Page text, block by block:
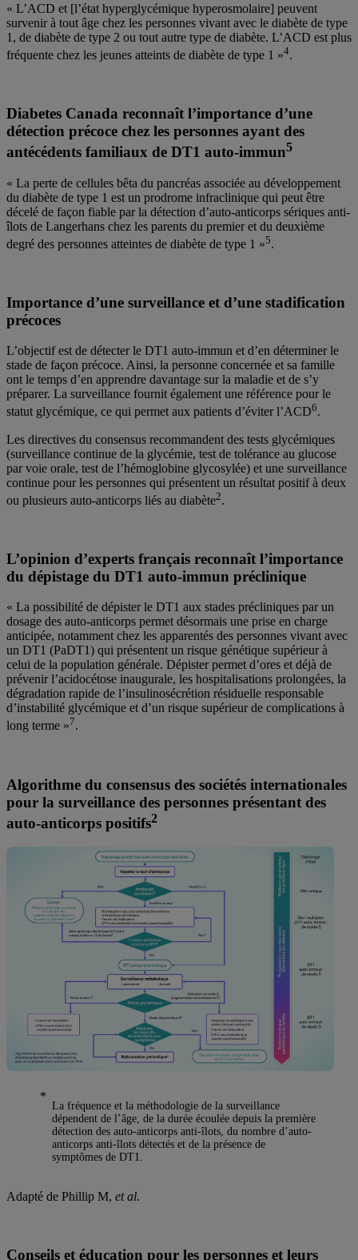
« L’ACD et [l’état hyperglycémique hyperosmolaire] peuvent
survenir à tout âge chez les personnes vivant avec le diabète de type
1, de diabète de type 2 ou tout autre type de diabète. L’ACD est plus
fréquente chez les jeunes atteints de diabète de type 1 »4.
Diabetes Canada reconnaît l’importance d’une
détection précoce chez les personnes ayant des
antécédents familiaux de DT1 auto-immun5
« La perte de cellules bêta du pancréas associée au développement
du diabète de type 1 est un prodrome infraclinique qui peut être
décelé de façon fiable par la détection d’auto-anticorps sériques anti-
îlots de Langerhans chez les parents du premier et du deuxième
degré des personnes atteintes de diabète de type 1 »5.
Importance d’une surveillance et d’une stadification
précoces
L’objectif est de détecter le DT1 auto-immun et d’en déterminer le
stade de façon précoce. Ainsi, la personne concernée et sa famille
ont le temps d’en apprendre davantage sur la maladie et de s’y
préparer. La surveillance fournit également une référence pour le
statut glycémique, ce qui permet aux patients d’éviter l’ACD6.
Les directives du consensus recommandent des tests glycémiques
(surveillance continue de la glycémie, test de tolérance au glucose
par voie orale, test de l’hémoglobine glycosylée) et une surveillance
continue pour les personnes qui présentent un résultat positif à deux
ou plusieurs auto-anticorps liés au diabète2.
L’opinion d’experts français reconnaît l’importance
du dépistage du DT1 auto-immun préclinique
« La possibilité de dépister le DT1 aux stades précliniques par un
dosage des auto-anticorps permet désormais une prise en charge
anticipée, notamment chez les apparentés des personnes vivant avec
un DT1 (PaDT1) qui présentent un risque génétique supérieur à
celui de la population générale. Dépister permet d’ores et déjà de
prévenir l’acidocétose inaugurale, les hospitalisations prolongées, la
dégradation rapide de l’insulinosécrétion résiduelle responsable
d’instabilité glycémique et d’un risque supérieur de complications à
long terme »7.
Algorithme du consensus des sociétés internationales
pour la surveillance des personnes présentant des
auto-anticorps positifs2
*
La fréquence et la méthodologie de la surveillance
dépendent de l’âge, de la durée écoulée depuis la première
détection des auto-anticorps anti-îlots, du nombre d’auto-
anticorps anti-îlots détectés et de la présence de
symptômes de DT1.
Adapté de Phillip M, et al.
Conseils et éducation pour les personnes et leurs